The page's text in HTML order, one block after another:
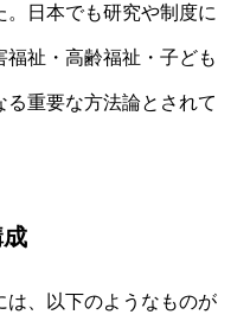
日本でも研究や制度に
祉・高齢福祉・子ども
る重要な方法論とされて
は、以下のようなものが